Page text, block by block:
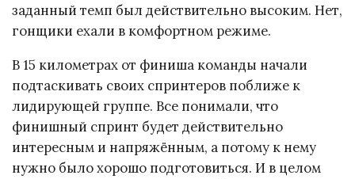
заданный темп был действительно высоким. Нет,
гонщики ехали в комфортном режиме.
В 15 километрах от финиша команды начали
подтаскивать своих спринтеров поближе к
лидирующей группе. Все понимали, что
финишный спринт будет действительно
интересным и напряжённым, а потому к нему
нужно было хорошо подготовиться. И в целом